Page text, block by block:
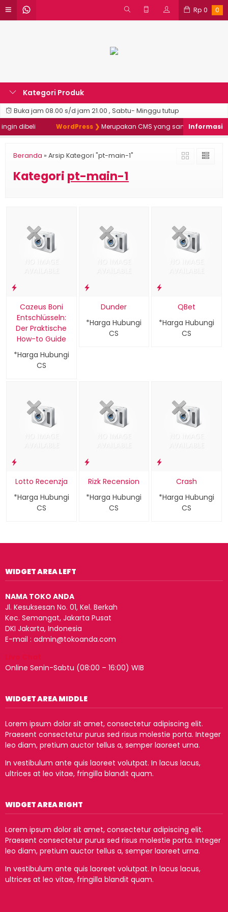
Rp 0 0
Kategori Produk
Buka jam 08.00 s/d jam 21.00 , Sabtu- Minggu tutup
dibeli
WordPress ❯Merupakan CMS yang sangat populer
Beranda » Arsip Kategori "pt-main-1"
Kategori pt-main-1
Cazeus Boni
Entschlüsseln:
Der Praktische
How-to Guide
*Harga Hubungi
CS
Dunder
*Harga Hubungi
CS
QBet
*Harga Hubungi
CS
Lotto Recenzja
*Harga Hubungi
CS
Rizk Recension
*Harga Hubungi
CS
Crash
*Harga Hubungi
CS
WIDGET AREA LEFT
NAMA TOKO ANDA
Jl. Kesuksesan No. 01, Kel. Berkah
Kec. Semangat, Jakarta Pusat
DKI Jakarta, Indonesia
E-mail : admin@tokoanda.com
Online Senin-Sabtu (08:00 – 16:00) WIB
WIDGET AREA MIDDLE
Lorem ipsum dolor sit amet, consectetur adipiscing elit.
Praesent consectetur purus sed risus molestie porta. Integer
leo diam, pretium auctor tellus a, semper laoreet urna.
In vestibulum ante quis laoreet volutpat. In lacus lacus,
ultrices at leo vitae, fringilla blandit quam.
WIDGET AREA RIGHT
Lorem ipsum dolor sit amet, consectetur adipiscing elit.
Praesent consectetur purus sed risus molestie porta. Integer
leo diam, pretium auctor tellus a, semper laoreet urna.
In vestibulum ante quis laoreet volutpat. In lacus lacus,
ultrices at leo vitae, fringilla blandit quam.